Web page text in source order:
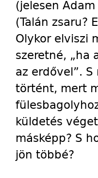
(jelesen
(Talán zsaru?
Olykor elviszi
szeretné, „ha
az erdővel”.
történt, mert
küldetés
másképp? S
jön többé?